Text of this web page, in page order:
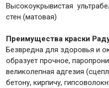
Высокоукрывистая
стен (матовая)
Преимущества краски
Безвредна для здоровья и
образует прочное,
великолепная адгезия
бетону, кирпичу,
Всё для
Товары для бани и
Оборудование для